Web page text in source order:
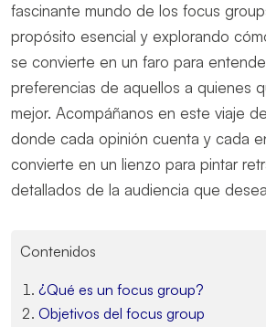
fascinante mundo de los focus
propósito esencial y explorando
se convierte en un faro para
preferencias de aquellos a quienes
mejor. Acompáñanos en este viaje
donde cada opinión cuenta y cada
convierte en un lienzo para pintar
detallados de la audiencia que
Contenidos
¿Qué es un focus group?
Objetivos del focus group